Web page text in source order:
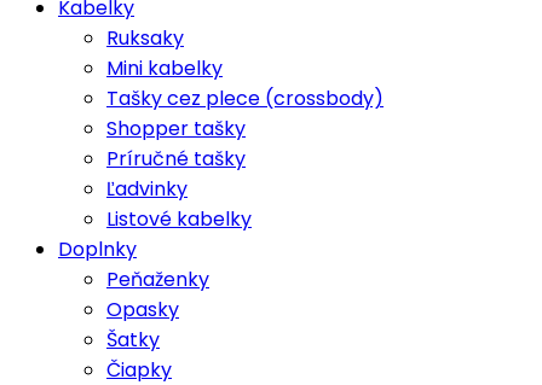
Kabelky
Ruksaky
Mini kabelky
Tašky cez plece (crossbody)
Shopper tašky
Príručné tašky
Ľadvinky
Listové kabelky
Doplnky
Peňaženky
Opasky
Šatky
Čiapky